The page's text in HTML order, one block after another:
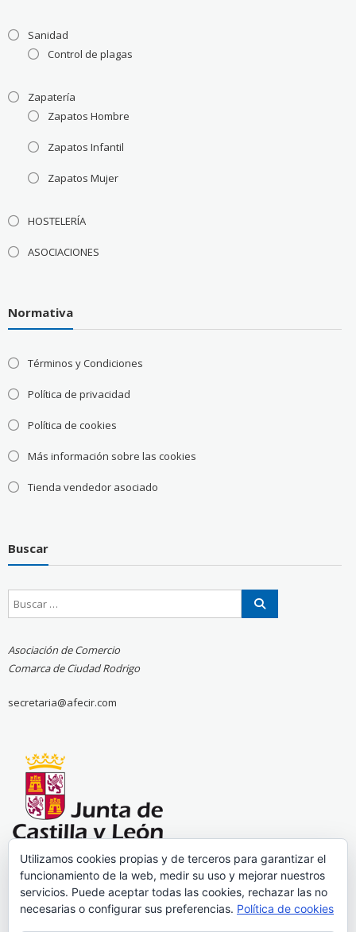
Sanidad
Control de plagas
Zapatería
Zapatos Hombre
Zapatos Infantil
Zapatos Mujer
HOSTELERÍA
ASOCIACIONES
Normativa
Términos y Condiciones
Política de privacidad
Política de cookies
Más información sobre las cookies
Tienda vendedor asociado
Buscar
Asociación de Comercio
Comarca de Ciudad Rodrigo
secretaria@afecir.com
Utilizamos cookies propias y de terceros para garantizar el
funcionamiento de la web, medir su uso y mejorar nuestros
servicios. Puede aceptar todas las cookies, rechazar las no
necesarias o configurar sus preferencias. Política de cookies